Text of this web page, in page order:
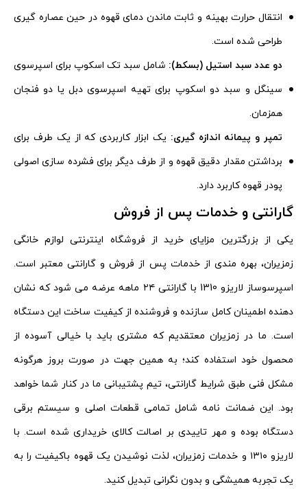
انتقال حرارت بهینه و ثابت ماندن دمای قهوه در حین عصاره گیری
طراحی شده است.
دو عدد سبد استیل (بسکط): شامل سبد تک اسکوپ برای اسپرسوی
سینگل و سبد دو اسکوپ برای تهیه اسپرسوی دبل یا دو فنجان
همزمان.
تمپر و پیمانه اندازه گیری: یک ابزار کاربردی که از یک طرف برای
برداشتن مقدار دقیق قهوه و از طرف دیگر برای فشرده سازی اصولی
پودر قهوه کاربرد دارد.
گارانتی و خدمات پس از فروش
یکی از بزرگترین مزایای خرید از فروشگاه اینترنتی لوازم خانگی
زمزیران، بهره مندی از خدمات پس از فروش و گارانتی معتبر است.
اسپرسوساز لاریزو 1310 با گارانتی ۲۴ ماهه عرضه می شود که نشان
دهنده اطمینان کامل سازنده و فروشنده از کیفیت ساخت این دستگاه
است. ما در زمزیران معتقدیم که مشتری باید با خیالی آسوده از
محصول خود استفاده کند؛ به همین جهت در صورت بروز هرگونه
مشکل فنی طبق شرایط گارانتی، تیم پشتیبانی ما در کنار شما خواهد
بود. این ضمانت نامه شامل تمامی قطعات اصلی و سیستم برقی
دستگاه بوده و مهر تاییدی بر اصالت کالای خریداری شده است. با
لاریزو ۱۳۱۰ و خدمات زمزیران، لذت نوشیدن یک قهوه باکیفیت را به
یک تجربه همیشگی و بدون نگرانی تبدیل کنید.